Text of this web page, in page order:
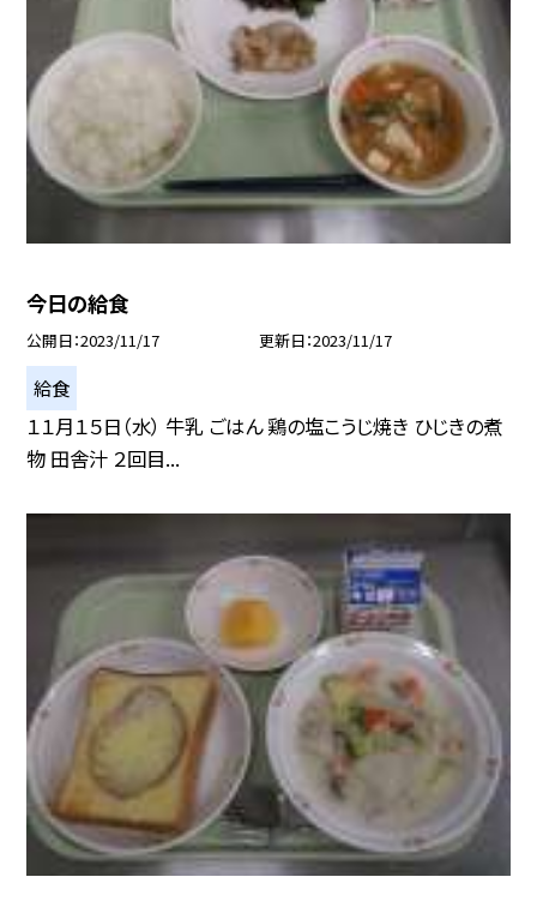
今日の給食
公開日 2023/11/17 更新日 2023/11/17
給食
１１月１５日（水） 牛乳 ごはん 鶏の塩こうじ焼き ひじきの煮
物 田舎汁 ２回目...